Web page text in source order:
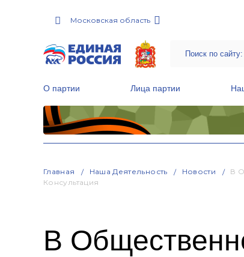
Московская область
О партии Лица партии
Главная Наша Деятельность Новости
В
Консультация
В